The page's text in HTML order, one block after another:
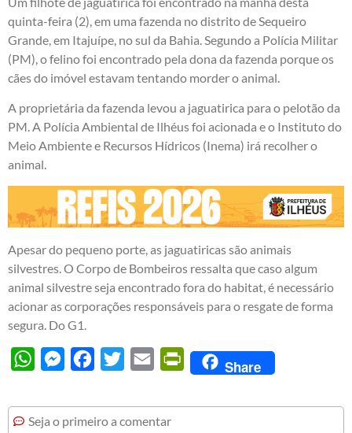
quinta-feira (2), em uma fazenda no distrito de Sequeiro
Grande, em Itajuípe, no sul da Bahia. Segundo a Polícia Militar
(PM), o felino foi encontrado pela dona da fazenda porque os
cães do imóvel estavam tentando morder o animal.
A proprietária da fazenda levou a jaguatirica para o pelotão da
PM. A Polícia Ambiental de Ilhéus foi acionada e o Instituto do
Meio Ambiente e Recursos Hídricos (Inema) irá recolher o
animal.
Apesar do pequeno porte, as jaguatiricas são animais
silvestres. O Corpo de Bombeiros ressalta que caso algum
animal silvestre seja encontrado fora do habitat, é necessário
acionar as corporações responsáveis para o resgate de forma
segura. Do G1.
WhatsAppMessengerFacebook
Twitter Email PrintFriendly
Share
Seja o primeiro a comentar